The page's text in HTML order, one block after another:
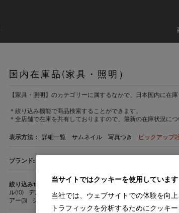
国内在庫品(家具・照明）
【家具・照明】のカテゴリーに属するなかで、日本国内に在庫
＊絞り込み機能で商品検索することができます。
＊全店舗で在庫を共有しておりますので、最新の在庫状況に
表示方法： 詳細一覧 サムネイル 写真つき ピックアップ2
すべて CONTEMPORARY COLLECTION(33) I
ル(10)
デスク(1) チェア(1) ダイニングチェア(26) ラウンジチ
アー(3)
シアターボード(2) ミラー(2) コートラック(1) テー
当サイトではクッキーを使用しています
当社では、ウェブサイトでの体験を向
トラフィックを分析するためにクッキ